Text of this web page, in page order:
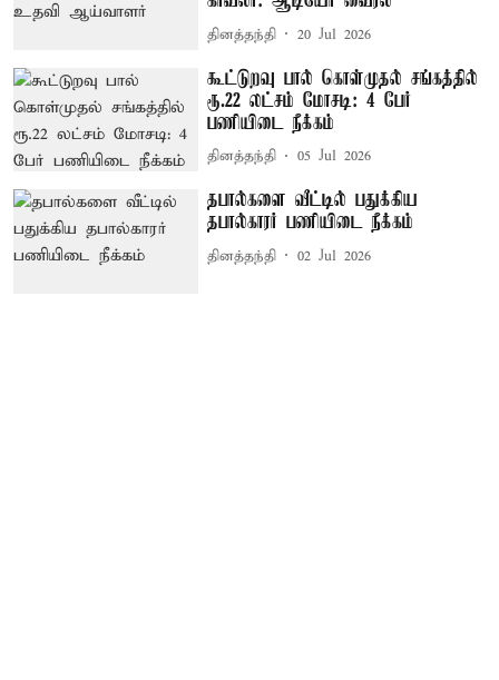
தினத்தந்தி 20 Jul 2026
கூட்டுறவு பால் கொள்முதல் சங்கத்தில்
ரூ.22 லட்சம் மோசடி: 4 பேர்
பணியிடை நீக்கம்
தினத்தந்தி 05 Jul 2026
தபால்களை வீட்டில் பதுக்கிய
தபால்காரர் பணியிடை நீக்கம்
தினத்தந்தி 02 Jul 2026